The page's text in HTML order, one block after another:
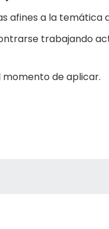
afines a la temática
trabajando
de aplicar.